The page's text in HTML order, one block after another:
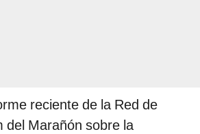
reciente de la Red de
del Marañón sobre la